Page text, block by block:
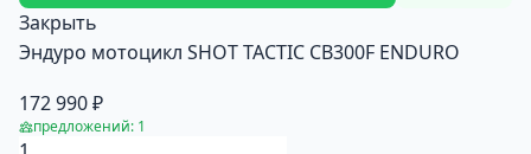
Закрыть
Эндуро мотоцикл SHOT TACTIC CB300F ENDURO
172 990 ₽
предложений: 1